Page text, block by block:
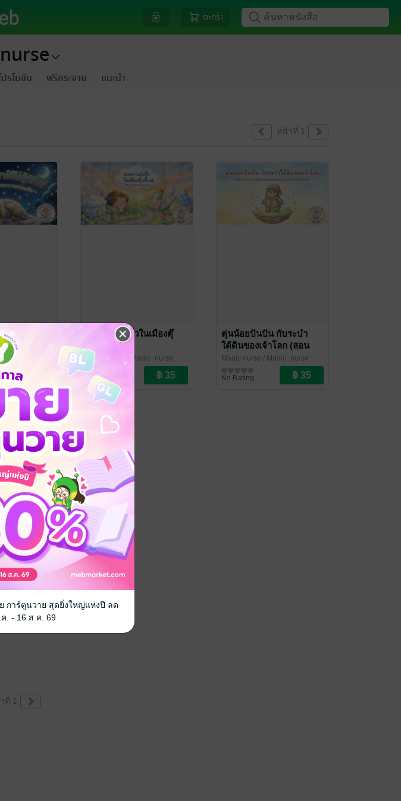
ตะกร้า
ปรโมชัน ฟรีกระจาย แนะนำ
หน้าที่ 1
ผู้พิทักษ์
/ นิทานภาพ
สงครามตุ่มจิ๋วในเมืองตุ๊
Magic nurse
/ Magic_nurse
หนังสือเด็กปฐมวัย / นิทานภาพ
No Rating
ตุ่นน้อยปันปัน กับระบำ
ใต้ดินของเจ้าโลก (สอน
เรื่องแผ่นดินไหว/Drop
Cover Hold on)
Magic nurse / Magic_nurse
หนังสือเด็กปฐมวัย / นิทานภาพ
No Rating
ที่ 1
การ์ตูนวาย สุดยิ่งใหญ่แห่งปี ลด
. - 16 ส.ค. 69